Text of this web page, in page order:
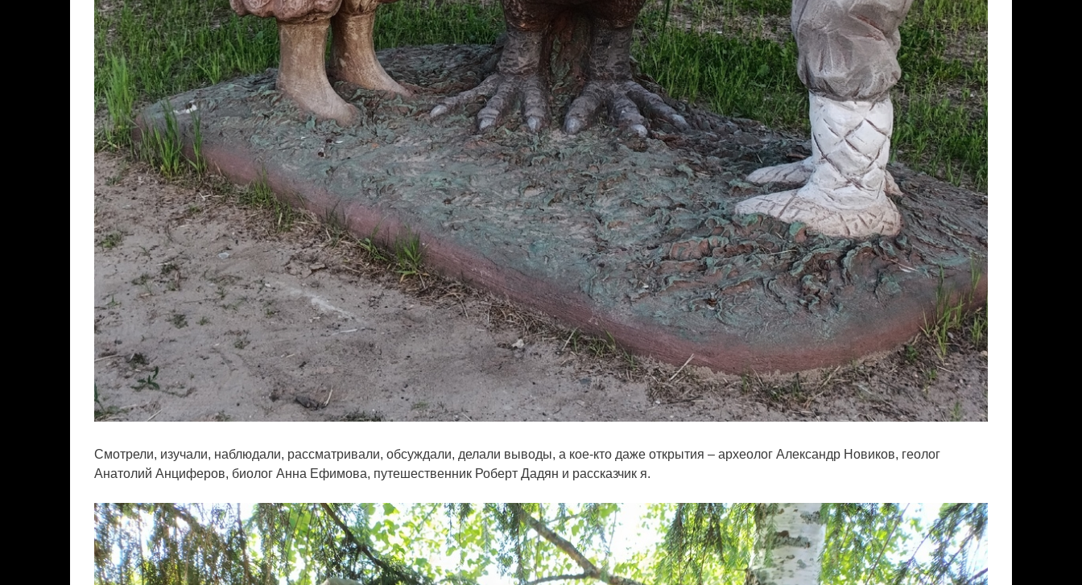
Смотрели, изучали, наблюдали, рассматривали, обсуждали, делали выводы, а кое-кто даже открытия – археолог Александр Новиков, геолог
Анатолий Анциферов, биолог Анна Ефимова, путешественник Роберт Дадян и рассказчик я.